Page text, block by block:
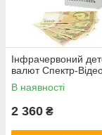
Інфрачервоний
валют Спектр-
В наявності
2 360 ₴